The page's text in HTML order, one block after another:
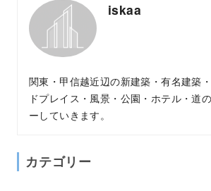
iskaa
関東・甲信越近辺の新建築・有名建築
ドプレイス・風景・公園・ホテル・道
ーしていきます。
カテゴリー